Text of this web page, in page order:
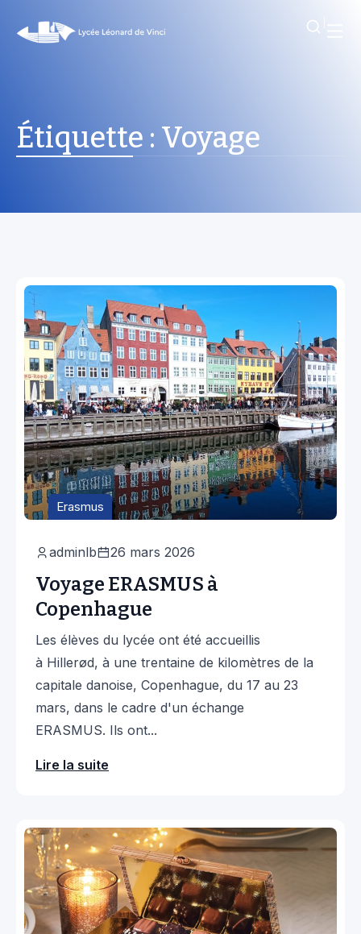
Étiquette : Voyage
Erasmus
adminlb 26 mars 2026
Voyage ERASMUS à
Copenhague
Les élèves du lycée ont été accueillis
à Hillerød, à une trentaine de kilomètres de la
capitale danoise, Copenhague, du 17 au 23
mars, dans le cadre d'un échange
ERASMUS. Ils ont...
Lire la suite